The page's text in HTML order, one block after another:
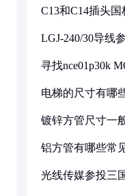
C13和C14插头
LGJ-240/30导线
寻找nce01p30k
电梯的尺寸有哪
镀锌方管尺寸一
铝方管有哪些常
光线传媒参投三